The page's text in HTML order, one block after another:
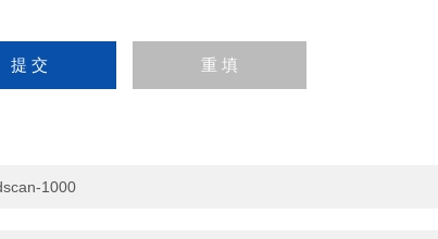
1000